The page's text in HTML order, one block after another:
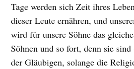
Tage werden sich Zeit ihres
dieser Leute ernähren, und
wird für unsere Söhne das
Söhnen und so fort, denn sie
der Gläubigen, solange die